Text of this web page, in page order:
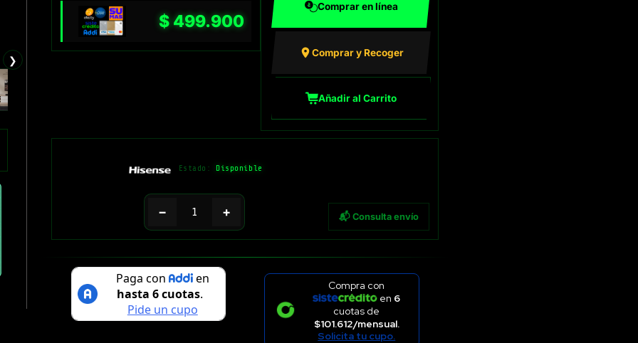
❯
$499.900
Comprar en línea
Comprar y Recoger
Añadir al Carrito
Estado: Disponible
− + 📬 Consulta envío
Compra con
en 6
cuotas de
$101.612/mensual.
Solicita tu cupo.